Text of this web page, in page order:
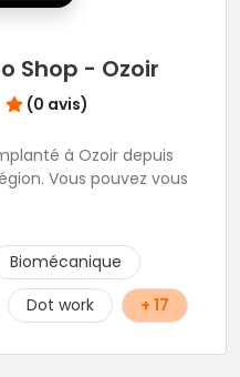
Shop - Ozoir
(0 avis)
à Ozoir depuis
Vous pouvez vous
Biomécanique
Dot work + 17